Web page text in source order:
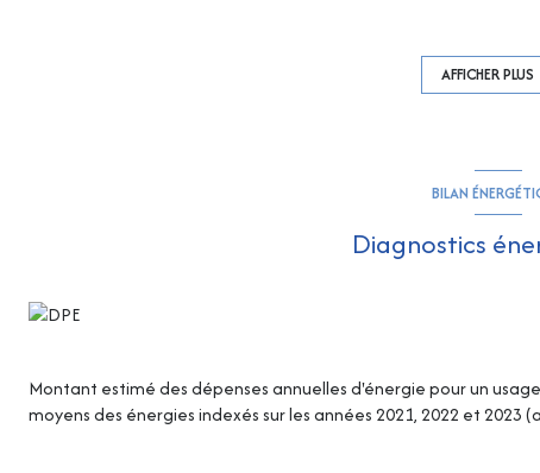
voirie pavée, terrain de pétanque, forage, le tout dans le plus
Les informations sur les risques auxquels ce bien est exposé
AFFICHER PLUS
BILAN
Diagnostics
Montant estimé des dépenses annuelles d'énergie pour un
moyens des énergies indexés sur les années 2021, 2022 et 2023